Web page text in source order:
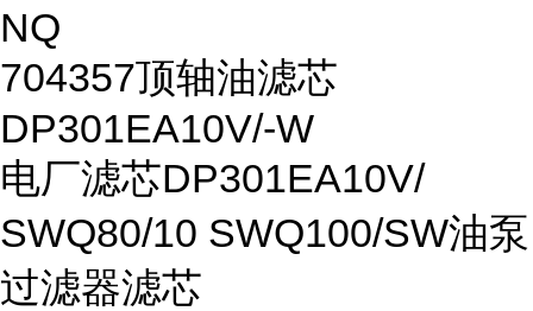
NQ
704357顶轴油滤芯
DP301EA10V/-W
电厂滤芯DP301EA10V/
SWQ80/10 SWQ100/SW油泵
过滤器滤芯